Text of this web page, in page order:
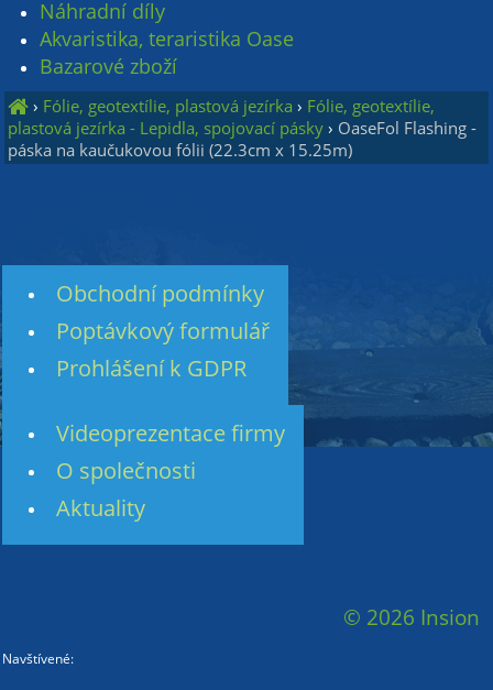
Náhradní díly
Akvaristika, teraristika Oase
Bazarové zboží
› Fólie, geotextílie, plastová jezírka › Fólie, geotextílie,
plastová jezírka - Lepidla, spojovací pásky › OaseFol Flashing -
páska na kaučukovou fólii (22.3cm x 15.25m)
Obchodní podmínky
Poptávkový formulář
Prohlášení k GDPR
Videoprezentace firmy
O společnosti
Aktuality
© 2026 Insion
Navštívené: